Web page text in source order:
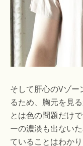
そして肝心のVゾ
るため、胸元を見
とは色の問題だけ
ーの濃淡も出ない
ていることはわかり